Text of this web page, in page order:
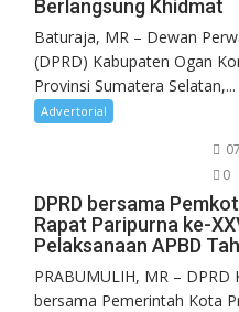
Berlangsung Khidmat
Baturaja, MR – Dewan
(DPRD) Kabupaten Ogan
Provinsi Sumatera Selatan,...
Advertorial
0
DPRD bersama
Rapat Paripurna ke-
Pelaksanaan APBD
PRABUMULIH, MR – DPRD
bersama Pemerintah Kota